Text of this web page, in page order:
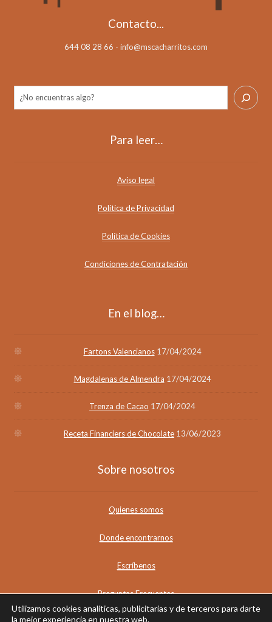
Contacto...
644 08 28 66 - info@mscacharritos.com
Para leer…
Aviso legal
Política de Privacidad
Política de Cookies
Condiciones de Contratación
En el blog…
Fartons Valencianos 17/04/2024
Magdalenas de Almendra 17/04/2024
Trenza de Cacao 17/04/2024
Receta Financiers de Chocolate 13/06/2023
Sobre nosotros
Quienes somos
Donde encontrarnos
Escríbenos
Preguntas Frecuentes
Utilizamos cookies analíticas, publicitarias y de terceros para darte
la mejor experiencia en nuestra web.